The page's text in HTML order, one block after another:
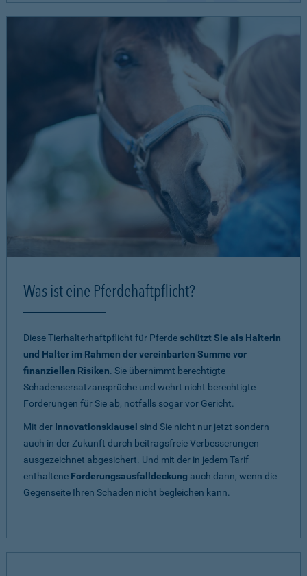
Was ist eine Pferdehaftpflicht?
Diese Tierhalterhaftpflicht für Pferdeschützt Sie als Halterin
und Halter im Rahmen der vereinbarten Summe vor
finanziellen Risiken. Sie übernimmt berechtigte
Schadensersatzansprüche und wehrt nicht berechtigte
Forderungen für Sie ab, notfalls sogar vor Gericht.
Mit der Innovationsklausel sind Sie nicht nur jetzt sondern
auch in der Zukunft durch beitragsfreie Verbesserungen
ausgezeichnet abgesichert. Und mit der in jedem Tarif
enthaltene Forderungsausfalldeckung auch dann, wenn die
Gegenseite Ihren Schaden nicht begleichen kann.